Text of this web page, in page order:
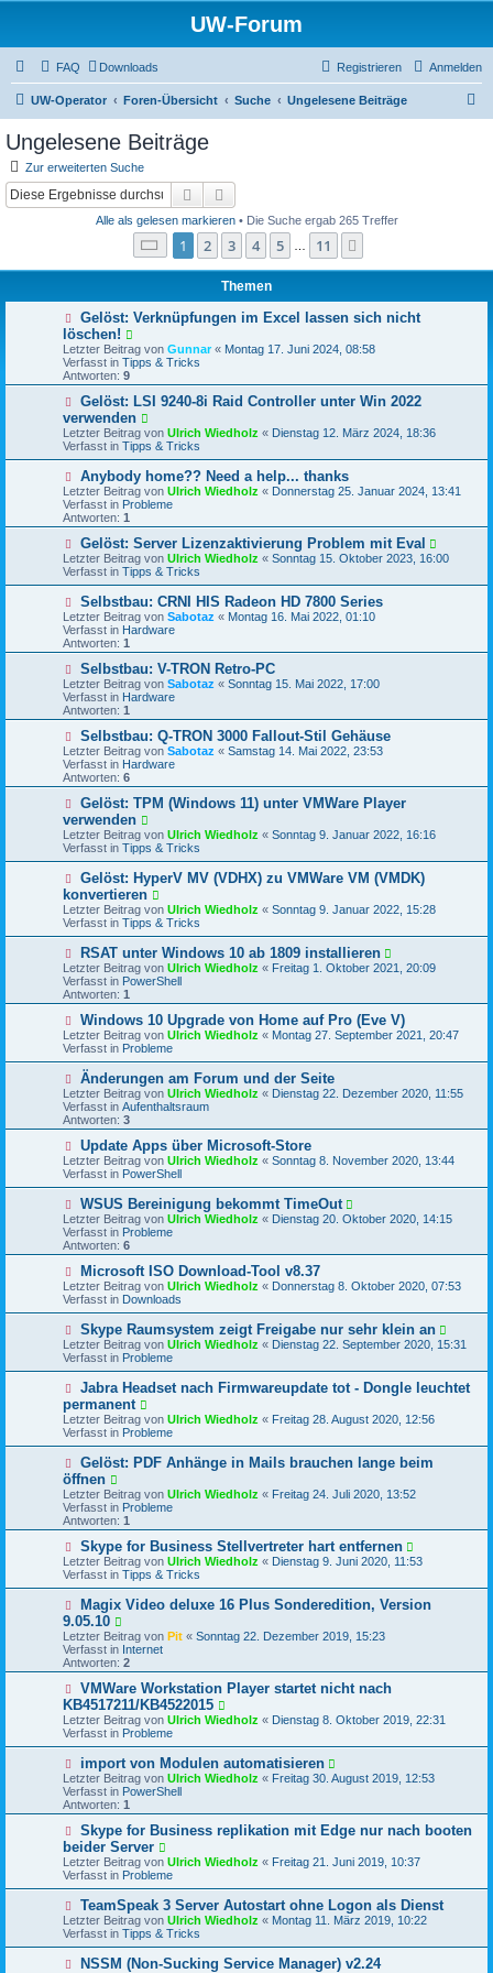
UW-Forum
FAQ Downloads Anmelden
Registrieren
UW-Operator Foren-Übersicht Suche Ungelesene Beiträge
Ungelesene Beiträge
Zur erweiterten Suche
Suche
Alle als gelesen markieren• Die Suche ergab 265 Treffer
Seite 1von 11
1 2 3 4 5 11
Themen
N
u
e
r
B
e
t
r
a
g
Gelöst: Verknüpfungen im Excel lassen sich nicht
löschen!
Letzter Beitrag von Gunnar« Montag 17. Juni 2024, 08:58
Verfasst in Tipps & Tricks
Antworten: 9
N
u
e
r
B
e
i
t
r
a
g
Gelöst: LSI 9240-8i Raid Controller unter Win 2022
verwenden
Letzter Beitrag von Ulrich Wiedholz « Dienstag 12. März 2024, 18:36
Verfasst in Tipps & Tricks
N
e
u
e
r
B
e
i
t
a
g
Anybody home?? Need a help... thanks
Letzter Beitrag von Ulrich Wiedholz « Donnerstag 25. Januar 2024, 13:41
Verfasst in Probleme
Antworten: 1
N
e
u
e
B
e
i
t
a
g
Gelöst: Server Lizenzaktivierung Problem mit Eval
Letzter Beitrag von Ulrich Wiedholz « Sonntag 15. Oktober 2023, 16:00
Verfasst in Tipps & Tricks
N
e
u
e
r
B
e
i
t
r
a
g
Selbstbau: CRNI HIS Radeon HD 7800 Series
Letzter Beitrag von Sabotaz « Montag 16. Mai 2022, 01:10
Verfasst in Hardware
Antworten: 1
N
e
u
e
r
B
e
i
t
r
a
g
Selbstbau: V-TRON Retro-PC
Letzter Beitrag von Sabotaz « Sonntag 15. Mai 2022, 17:00
Verfasst in Hardware
Antworten: 1
N
e
u
e
r
B
i
t
r
a
g
Selbstbau: Q-TRON 3000 Fallout-Stil Gehäuse
Letzter Beitrag von Sabotaz « Samstag 14. Mai 2022, 23:53
Verfasst in Hardware
Antworten: 6
N
u
e
r
B
e
i
t
r
g
Gelöst: TPM (Windows 11) unter VMWare Player
verwenden
Letzter Beitrag von Ulrich Wiedholz « Sonntag 9. Januar 2022, 16:16
Verfasst in Tipps & Tricks
N
u
e
r
B
i
t
r
a
g
Gelöst: HyperV MV (VDHX) zu VMWare VM (VMDK)
konvertieren
Letzter Beitrag von Ulrich Wiedholz « Sonntag 9. Januar 2022, 15:28
Verfasst in Tipps & Tricks
N
e
u
e
r
B
e
i
t
a
g
RSAT unter Windows 10 ab 1809 installieren
Letzter Beitrag von Ulrich Wiedholz « Freitag 1. Oktober 2021, 20:09
Verfasst in PowerShell
Antworten: 1
N
e
u
e
B
e
i
t
a
g
Windows 10 Upgrade von Home auf Pro (Eve V)
Letzter Beitrag von Ulrich Wiedholz « Montag 27. September 2021, 20:47
Verfasst in Probleme
N
e
u
e
r
B
e
i
t
a
g
Änderungen am Forum und der Seite
Letzter Beitrag von Ulrich Wiedholz « Dienstag 22. Dezember 2020, 11:55
Verfasst in Aufenthaltsraum
Antworten: 3
N
e
u
e
B
e
i
t
a
g
Update Apps über Microsoft-Store
Letzter Beitrag von Ulrich Wiedholz « Sonntag 8. November 2020, 13:44
Verfasst in PowerShell
N
e
u
e
r
B
e
i
t
a
g
WSUS Bereinigung bekommt TimeOut
Letzter Beitrag von Ulrich Wiedholz « Dienstag 20. Oktober 2020, 14:15
Verfasst in Probleme
Antworten: 6
N
e
u
e
B
e
i
t
a
g
Microsoft ISO Download-Tool v8.37
Letzter Beitrag von Ulrich Wiedholz « Donnerstag 8. Oktober 2020, 07:53
Verfasst in Downloads
N
e
u
e
B
e
i
t
r
a
g
Skype Raumsystem zeigt Freigabe nur sehr klein an
Letzter Beitrag von Ulrich Wiedholz « Dienstag 22. September 2020, 15:31
Verfasst in Probleme
N
u
e
r
B
e
i
t
r
a
g
Jabra Headset nach Firmwareupdate tot - Dongle leuchtet
permanent
Letzter Beitrag von Ulrich Wiedholz « Freitag 28. August 2020, 12:56
Verfasst in Probleme
N
e
u
e
r
B
e
t
r
a
Gelöst: PDF Anhänge in Mails brauchen lange beim
öffnen
Letzter Beitrag von Ulrich Wiedholz « Freitag 24. Juli 2020, 13:52
Verfasst in Probleme
Antworten: 1
N
e
u
e
B
e
i
t
r
a
g
Skype for Business Stellvertreter hart entfernen
Letzter Beitrag von Ulrich Wiedholz « Dienstag 9. Juni 2020, 11:53
Verfasst in Tipps & Tricks
N
e
u
e
r
B
e
t
r
a
g
Magix Video deluxe 16 Plus Sonderedition, Version
9.05.10
Letzter Beitrag von Pit « Sonntag 22. Dezember 2019, 15:23
Verfasst in Internet
Antworten: 2
N
e
u
e
r
B
e
i
t
r
a
g
VMWare Workstation Player startet nicht nach
KB4517211/KB4522015
Letzter Beitrag von Ulrich Wiedholz « Dienstag 8. Oktober 2019, 22:31
Verfasst in Probleme
N
e
u
e
r
B
e
i
t
r
a
g
import von Modulen automatisieren
Letzter Beitrag von Ulrich Wiedholz « Freitag 30. August 2019, 12:53
Verfasst in PowerShell
Antworten: 1
N
e
u
e
r
B
i
t
r
a
Skype for Business replikation mit Edge nur nach booten
beider Server
Letzter Beitrag von Ulrich Wiedholz « Freitag 21. Juni 2019, 10:37
Verfasst in Probleme
N
e
u
e
B
TeamSpeak 3 Server Autostart ohne Logon als Dienst
Letzter Beitrag von Ulrich Wiedholz « Montag 11. März 2019, 10:22
Verfasst in Tipps & Tricks
NNSSM (Non-Sucking Service Manager) v2.24